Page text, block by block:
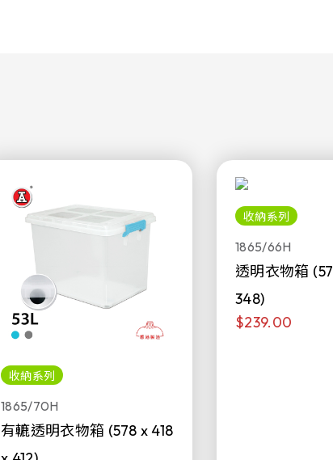
收納系列
1865/70H
有轆透明衣物箱 (578 x 418
收納系列
1865/66H
透明衣物箱
348)
$239.00